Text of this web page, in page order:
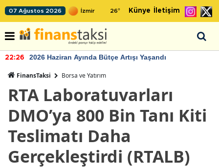
07 Ağustos 2026 26° Künye İletişim
22:26 2026 Haziran Ayında Bütçe Artışı Yaşandı
FinansTaksi Borsa ve Yatırım
RTA Laboratuvarları
DMO’ya 800 Bin Tanı Kiti
Teslimatı Daha
Gerçekleştirdi (RTALB)